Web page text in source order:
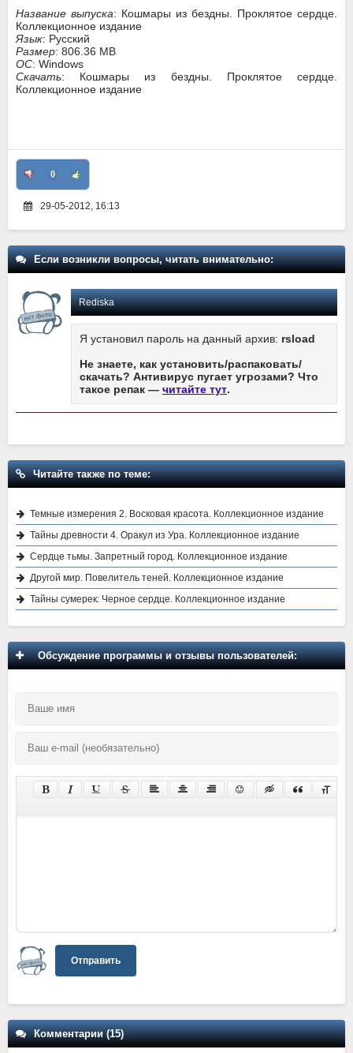
Название выпуска: Кошмары из бездны. Проклятое сердце.
Коллекционное издание
Язык: Русский
Размер: 806.36 MB
ОС: Windows
Скачать: Кошмары из бездны. Проклятое сердце.
Коллекционное издание
0
29-05-2012, 16:13
Если возникли вопросы, читать внимательно:
Rediska
Я установил пароль на данный архив: rsload
Не знаете, как установить/распаковать/
скачать? Антивирус пугает угрозами? Что
такое репак — читайте тут.
Читайте также по теме:
Темные измерения 2. Восковая красота. Коллекционное издание
Тайны древности 4. Оракул из Ура. Коллекционное издание
Сердце тьмы. Запретный город. Коллекционное издание
Другой мир. Повелитель теней. Коллекционное издание
Тайны сумерек: Черное сердце. Коллекционное издание
Обсуждение программы и отзывы пользователей:
Отправить
Комментарии (15)